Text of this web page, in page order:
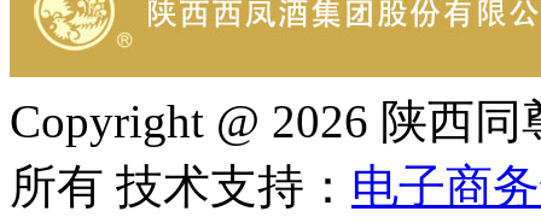
Copyright @ 2026 陕西
所有 技术支持： 电子商